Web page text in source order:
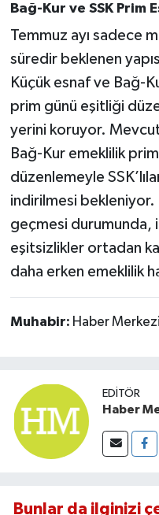
Bağ-Kur ve SSK Prim
Temmuz ayı sadece
süredir beklenen
Küçük esnaf ve Bağ-
prim günü eşitliği
yerini koruyor.
Bağ-Kur emeklilik prim
düzenlemeyle
indirilmesi bekleniyor.
geçmesi durumunda,
eşitsizlikler ortadan
daha erken emeklilik
Muhabir: Haber Merkezi
EDITÖR
Haber
Bunlar da ilginizi